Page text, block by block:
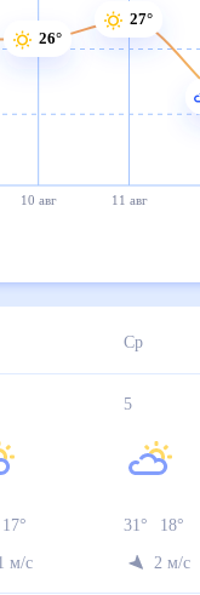
10 авг 11 авг
26°
27°
Ср
17°
м/с
5
31° 18°
2 м/с